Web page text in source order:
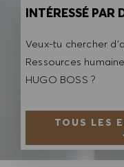
INTÉRESSÉ PAR
Veux-tu chercher
Ressources
HUGO BOSS ?
TOUS LES